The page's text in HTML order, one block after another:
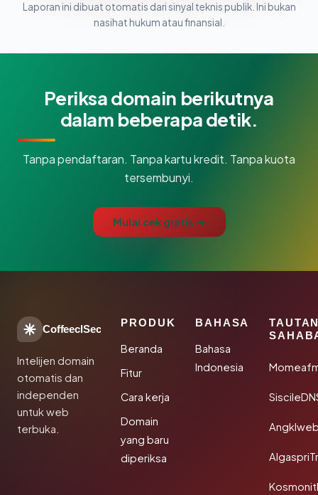
Laporan ini dibuat otomatis dari sinyal teknis publik. Ini bukan
nasihat hukum atau finansial.
Periksa domain berikutnya
dalam beberapa detik.
Tanpa pendaftaran. Tanpa kartu kredit. Tanpa kuota
tersembunyi.
Mulai cek gratis →
CoffeeclSec
Intelijen domain
otomatis dan
independen
untuk web
terbuka.
PRODUK
Beranda
Fitur
Cara kerja
Domain
yang baru
diperiksa
BAHASA
Bahasa
Indonesia